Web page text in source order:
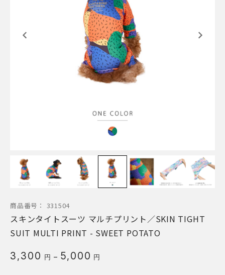
商品番号： 331504
スキンタイトスーツ マルチプリント／SKIN TIGHT
SUIT MULTI PRINT - SWEET POTATO
3,300
円 – 5,000 円